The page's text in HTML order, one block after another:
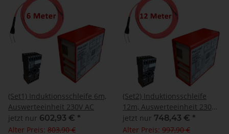
(Set1) Induktionsschleife 6m,
Auswerteeinheit 230V AC
jetzt nur 602,93 € *
Alter Preis: 803,90 €
(Set2) Induktionsschleife
12m, Auswerteeinheit 230V
AC
jetzt nur 748,43 € *
Alter Preis: 997,90 €